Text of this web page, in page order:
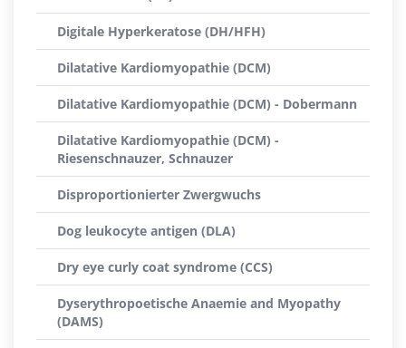
Digitale Hyperkeratose (DH/HFH)
Dilatative Kardiomyopathie (DCM)
Dilatative Kardiomyopathie (DCM) - Dobermann
Dilatative Kardiomyopathie (DCM) -
Riesenschnauzer, Schnauzer
Disproportionierter Zwergwuchs
Dog leukocyte antigen (DLA)
Dry eye curly coat syndrome (CCS)
Dyserythropoetische Anaemie and Myopathy
(DAMS)